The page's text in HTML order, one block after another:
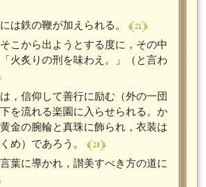
は鉄の鞭が加えられる。 ﴾ 21 ﴿
こから出ようとする度に，その中
火炙りの刑を味わえ。」（と言わ
，信仰して善行に励む（外の一団
を流れる楽園に入らせられる。か
金の腕輪と真珠に飾られ，衣装は
め）であろう。 ﴾ 23 ﴿
葉に導かれ，讃美すべき方の道に